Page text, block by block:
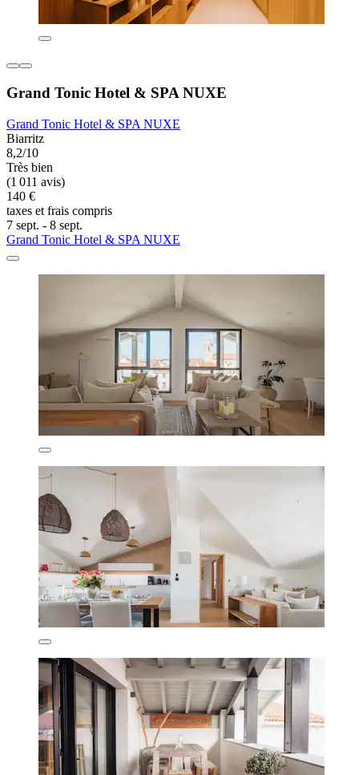
Grand Tonic Hotel & SPA NUXE
Grand Tonic Hotel & SPA NUXE
Biarritz
8,2/10
Très bien
(1 011 avis)
140 €
taxes et frais compris
7 sept. - 8 sept.
Grand Tonic Hotel & SPA NUXE